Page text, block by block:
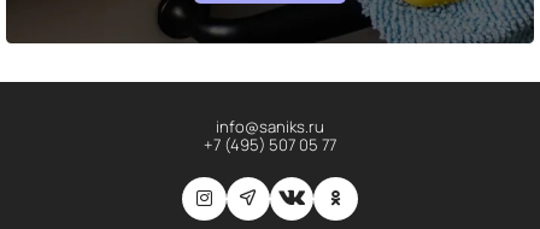
info@saniks.ru
+7 (495) 507 05 77